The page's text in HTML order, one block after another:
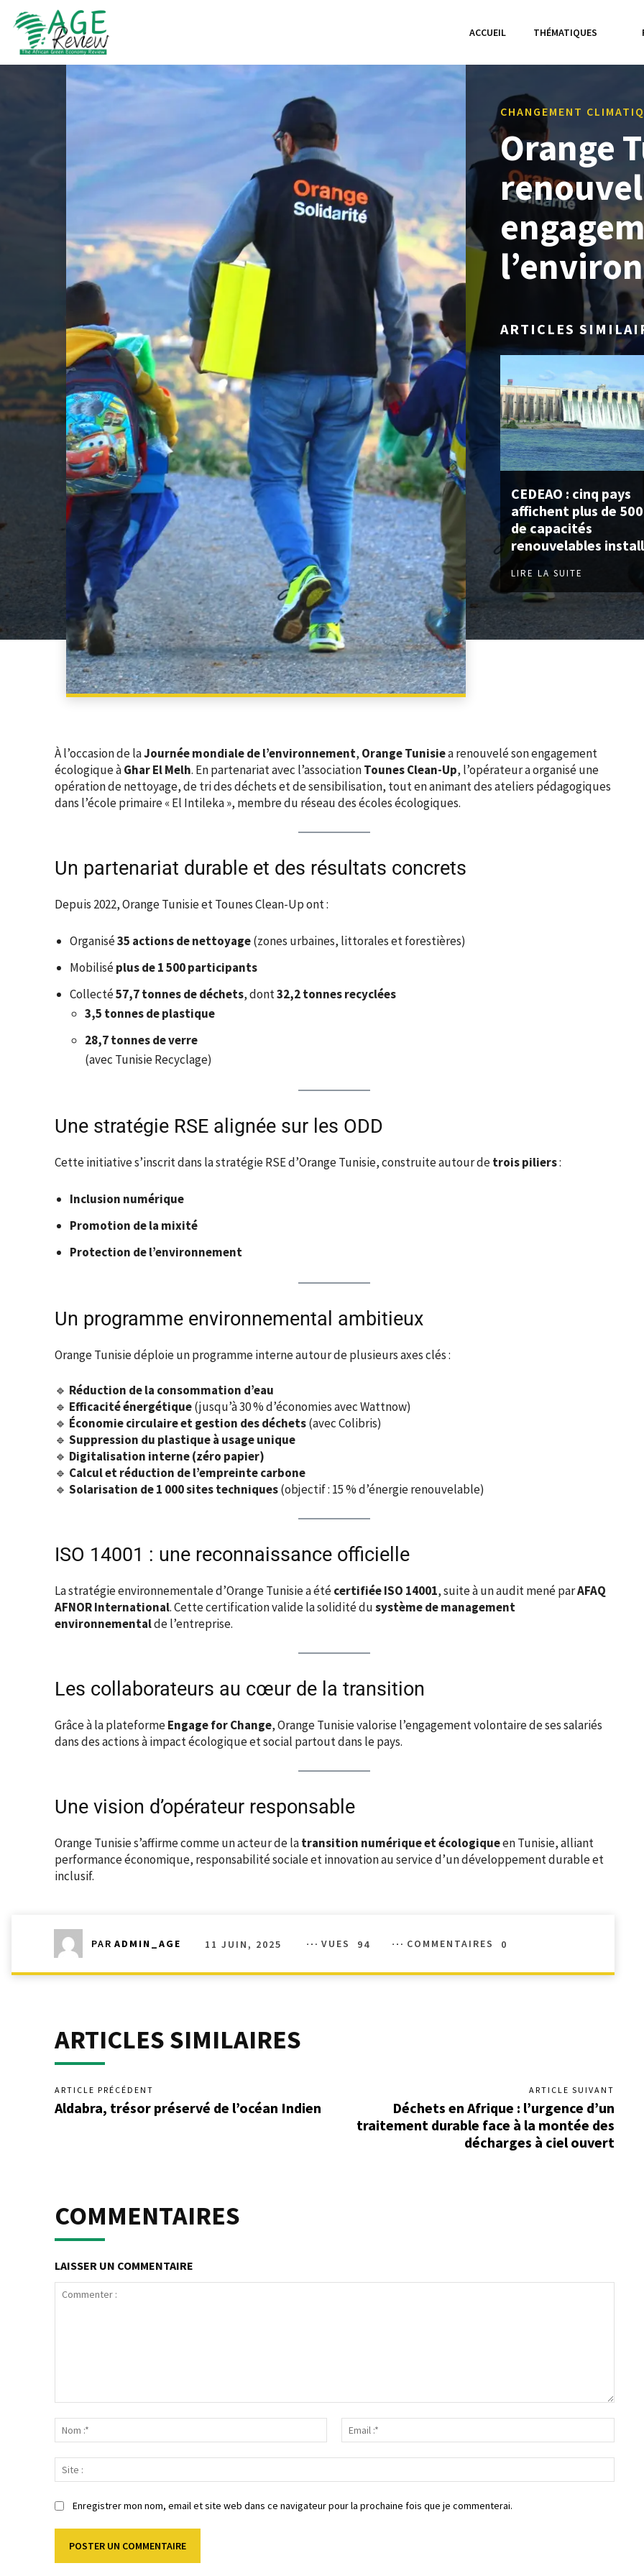
ACCUEIL THÉMATIQUES
CHANGEMENT
Orange
ARTICLES
CEDEAO : cinq pays
affichent plus de
de capacités
renouvelables
LIRE LA SUITE
À l’occasion de laJournée mondiale de l’environnement, Orange Tunisiea renouvelé son engagement
écologique àGhar El Melh. En partenariat avec l’associationTounes Clean-Up, l’opérateur a organisé une
opération de nettoyage, de tri des déchets et de sensibilisation, tout en animant des ateliers pédagogiques
dans l’école primaire « El Intileka », membre du réseau des écoles écologiques.
Un partenariat durable et des résultats concrets
Depuis 2022, Orange Tunisie et Tounes Clean-Up ont :
Organisé35 actions de nettoyage(zones urbaines, littorales et forestières)
Mobiliséplus de 1 500 participants
Collecté57,7 tonnes de déchets, dont32,2 tonnes recyclées
3,5 tonnes de plastique
28,7 tonnes de verre
(avec Tunisie Recyclage)
Une stratégie RSE alignée sur les ODD
Cette initiative s’inscrit dans la stratégie RSE d’Orange Tunisie, construite autour detrois piliers:
Inclusion numérique
Promotion de la mixité
Protection de l’environnement
Un programme environnemental ambitieux
Orange Tunisie déploie un programme interne autour de plusieurs axes clés :
🔹 Réduction de la consommation d’eau
🔹 Efficacité énergétique(jusqu’à 30 % d’économies avec Wattnow)
🔹 Économie circulaire et gestion des déchets(avec Colibris)
🔹 Suppression du plastique à usage unique
🔹 Digitalisation interne (zéro papier)
🔹 Calcul et réduction de l’empreinte carbone
🔹 Solarisation de 1 000 sites techniques(objectif : 15 % d’énergie renouvelable)
ISO 14001 : une reconnaissance officielle
La stratégie environnementale d’Orange Tunisie a étécertifiée ISO 14001, suite à un audit mené parAFAQ
AFNOR International. Cette certification valide la solidité dusystème de management
environnementalde l’entreprise.
Les collaborateurs au cœur de la transition
Grâce à la plateformeEngage for Change, Orange Tunisie valorise l’engagement volontaire de ses salariés
dans des actions à impact écologique et social partout dans le pays.
Une vision d’opérateur responsable
Orange Tunisie s’affirme comme un acteur de latransition numérique et écologiqueen Tunisie, alliant
performance économique, responsabilité sociale et innovation au service d’un développement durable et
inclusif.
PAR ADMIN_AGE 11 JUIN, 2025 VUES 94 COMMENTAIRES 0
ARTICLES SIMILAIRES
ARTICLE PRÉCÉDENT
Aldabra, trésor préservé de l’océan Indien
ARTICLE SUIVANT
Déchets en Afrique : l’urgence d’un
traitement durable face à la montée des
décharges à ciel ouvert
COMMENTAIRES
LAISSER UN COMMENTAIRE
Nom
:*
:*
:
Enregistrer mon nom, email et site web dans ce navigateur pour la prochaine fois que je commenterai.